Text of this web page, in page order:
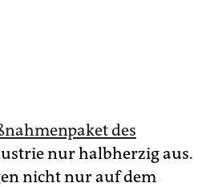
des
nur halbherzig aus.
nicht nur auf dem